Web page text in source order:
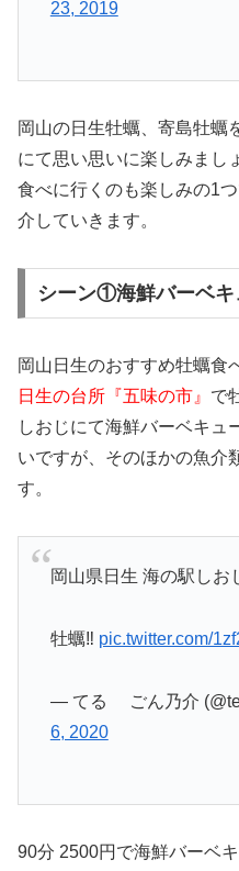
23, 2019
岡山の日生牡蠣、寄島牡蠣
にて思い思いに楽しみまし
食べに行くのも楽しみの1
介していきます。
シーン①海鮮バーベキ
岡山日生のおすすめ牡蠣食
日生の台所『五味の市』 で
しおじにて海鮮バーベキュ
いですが、そのほかの魚介
す。
岡山県日生 海の駅しお
牡蠣‼️ pic.twitter.com/
— てる ごん乃介
6, 2020
90分 2500円で海鮮バーベ